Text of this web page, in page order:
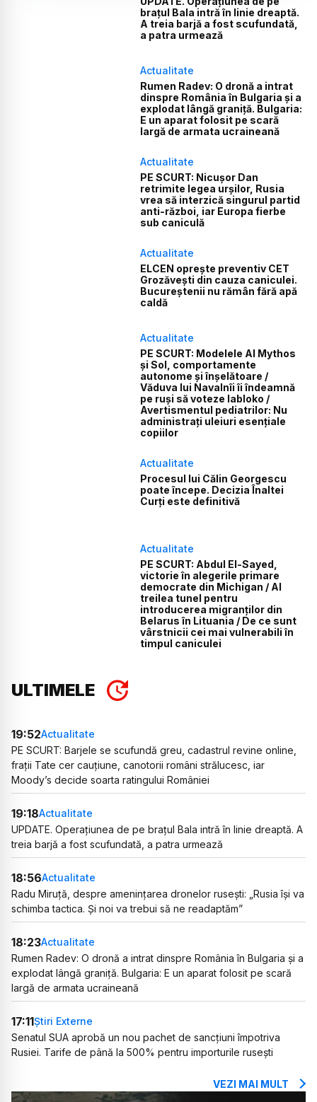
brațul Bala intră în linie dreaptă.
A treia barjă a fost scufundată,
a patra urmează
Actualitate
Rumen Radev: O dronă a intrat
dinspre România în Bulgaria și a
explodat lângă graniță. Bulgaria:
E un aparat folosit pe scară
largă de armata ucraineană
Actualitate
PE SCURT: Nicușor Dan
retrimite legea urșilor, Rusia
vrea să interzică singurul partid
anti-război, iar Europa fierbe
sub caniculă
Actualitate
ELCEN oprește preventiv CET
Grozăvești din cauza caniculei.
Bucureștenii nu rămân fără apă
caldă
Actualitate
PE SCURT: Modelele AI Mythos
și Sol, comportamente
autonome și înșelătoare /
Văduva lui Navalnîi îi îndeamnă
pe ruși să voteze Iabloko /
Avertismentul pediatrilor: Nu
administrați uleiuri esențiale
copiilor
Actualitate
Procesul lui Călin Georgescu
poate începe. Decizia Înaltei
Curți este definitivă
Actualitate
PE SCURT: Abdul El-Sayed,
victorie în alegerile primare
democrate din Michigan / Al
treilea tunel pentru
introducerea migranților din
Belarus în Lituania / De ce sunt
vârstnicii cei mai vulnerabili în
timpul caniculei
ULTIMELE
19:52Actualitate
PE SCURT: Barjele se scufundă greu, cadastrul revine online,
frații Tate cer cauțiune, canotorii români strălucesc, iar
Moody’s decide soarta ratingului României
19:18Actualitate
UPDATE. Operațiunea de pe brațul Bala intră în linie dreaptă. A
treia barjă a fost scufundată, a patra urmează
18:56Actualitate
Radu Miruță, despre amenințarea dronelor rusești: „Rusia își va
schimba tactica. Și noi va trebui să ne readaptăm”
18:23Actualitate
Rumen Radev: O dronă a intrat dinspre România în Bulgaria și a
explodat lângă graniță. Bulgaria: E un aparat folosit pe scară
largă de armata ucraineană
17:11Știri Externe
Senatul SUA aprobă un nou pachet de sancțiuni împotriva
Rusiei. Tarife de până la 500% pentru importurile rusești
VEZI MAI MULT